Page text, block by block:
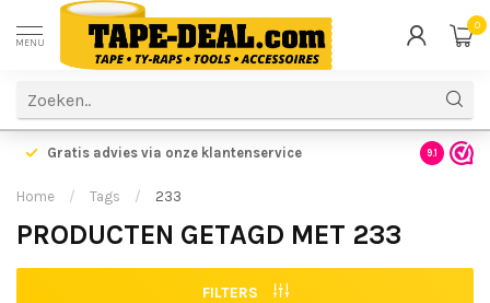
MENU
0
Gratis advies via onze klantenservice 9.1
Home / Tags / 233
PRODUCTEN GETAGD MET 233
FILTERS